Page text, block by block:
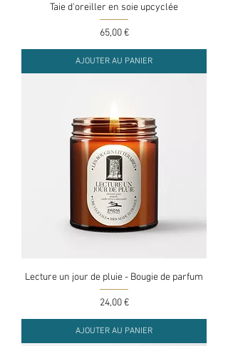
Taie d'oreiller en soie upcyclée
Prix
65,00 €
AJOUTER AU PANIER
Lecture un jour de pluie - Bougie de parfum
Prix
24,00 €
AJOUTER AU PANIER